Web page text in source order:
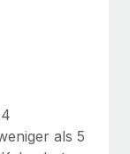
und
mit
als 5